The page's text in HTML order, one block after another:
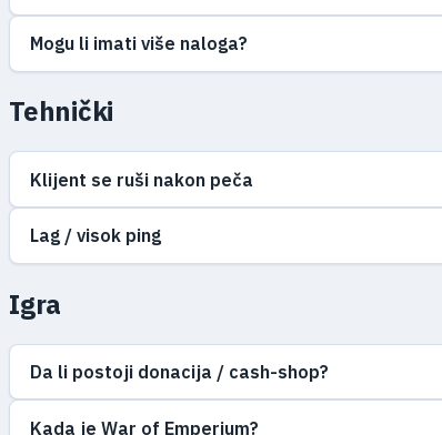
Mogu li imati više naloga?
Tehnički
Klijent se ruši nakon peča
Lag / visok ping
Igra
Da li postoji donacija / cash-shop?
Kada je War of Emperium?